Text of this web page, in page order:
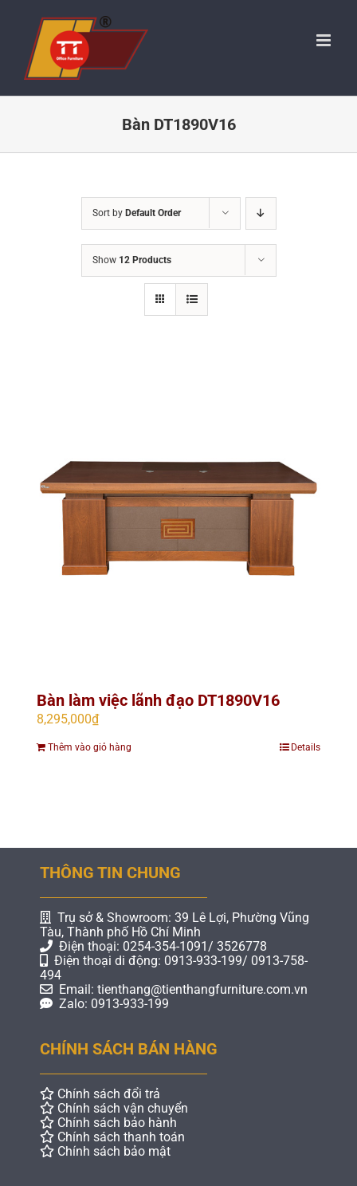
content
Bàn DT1890V16
Sort by Default Order
Show 12 Products
Bàn làm việc lãnh đạo DT1890V16
8,295,000₫
Thêm vào giỏ hàng Details
THÔNG TIN CHUNG
Trụ sở & Showroom: 39 Lê Lợi, Phường Vũng
Tàu, Thành phố Hồ Chí Minh
Điện thoại: 0254-354-1091/ 3526778
Điện thoại di động: 0913-933-199/ 0913-758-
494
Email: tienthang@tienthangfurniture.com.vn
Zalo: 0913-933-199
CHÍNH SÁCH BÁN HÀNG
Chính sách đổi trả
Chính sách vận chuyển
Chính sách bảo hành
Chính sách thanh toán
Chính sách bảo mật